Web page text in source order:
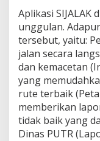
Aplikasi
unggulan.
tersebut, yaitu:
jalan secara
dan kemacetan
yang
rute terbaik
memberikan
tidak baik yang
Dinas PUTR